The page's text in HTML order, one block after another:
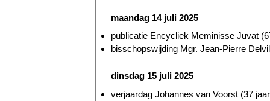
maandag 14 juli 2025
publicatie Encycliek Meminisse Juvat
bisschopswijding Mgr. Jean-Pierre
dinsdag 15 juli 2025
verjaardag Johannes van Voorst (37